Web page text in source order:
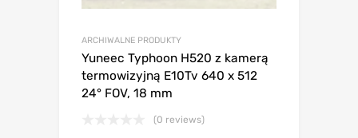
ARCHIWALNE PRODUKTY
Yuneec Typhoon H520 z kamerą
termowizyjną E10Tv 640 x 512
24° FOV, 18 mm
(0 reviews)